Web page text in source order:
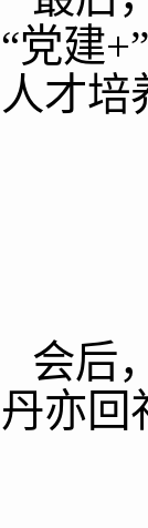
“党建+”
人才培
会后
丹亦回